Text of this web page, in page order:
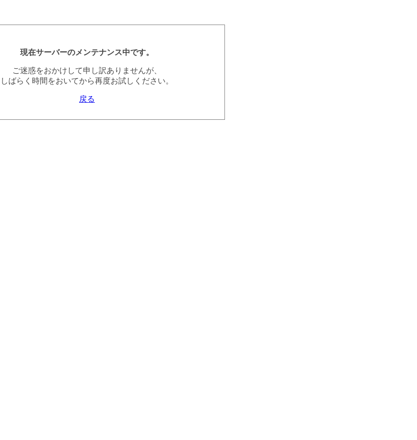
現在サーバーのメンテナンス中です。
ご迷惑をおかけして申し訳ありませんが、
しばらく時間をおいてから再度お試しください。
戻る